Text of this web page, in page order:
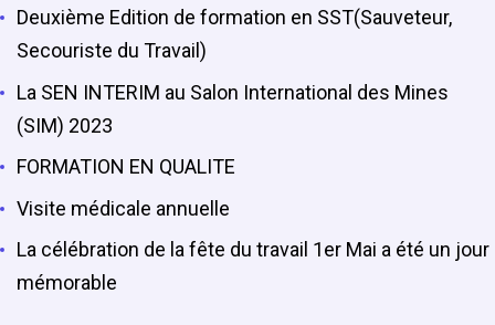
Deuxième Edition de formation en SST(Sauveteur,
Secouriste du Travail)
La SEN INTERIM au Salon International des Mines
(SIM) 2023
FORMATION EN QUALITE
Visite médicale annuelle
La célébration de la fête du travail 1er Mai a été un jour
mémorable